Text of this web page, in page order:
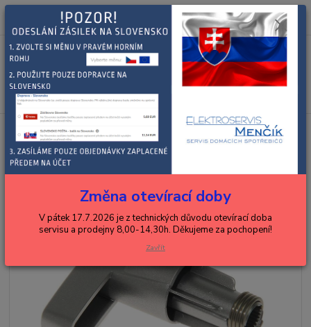
Menu
+420 602 288 130
(Po-Pá, 8-15 hod.)
0ks
za0,00 Kč
DELONGHI
DELONGHI
knoflík páry stříbrný
DELONGHI knoflík páry stříbrný
Změna otevírací doby
V pátek 17.7.2026 je z technických důvodu otevírací doba
servisu a prodejny 8,00-14,30h. Děkujeme za pochopení!
Zavřít